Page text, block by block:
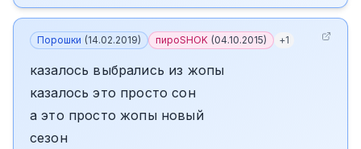
Порошки (14.02.2019) пироSHOK (04.10.2015) +1
казалось выбрались из жопы
казалось это просто сон
а это просто жопы новый
сезон